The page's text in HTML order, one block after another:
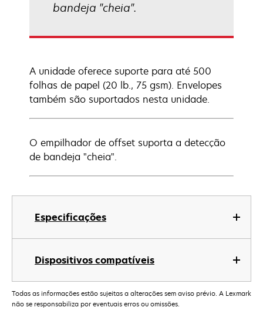
Especificações
Dispositivos compatíveis
bandeja "cheia".
A unidade oferece suporte para até 500
folhas de papel (20 lb., 75 gsm). Envelopes
também são suportados nesta unidade.
O empilhador de offset suporta a detecção
de bandeja "cheia".
Todas as informações estão sujeitas a alterações sem aviso prévio. A Lexmark
não se responsabiliza por eventuais erros ou omissões.